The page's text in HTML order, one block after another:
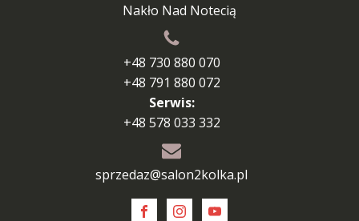
Nakło Nad Notecią
+48 730 880 070
+48 791 880 072
Serwis:
+48 578 033 332
sprzedaz@salon2kolka.pl